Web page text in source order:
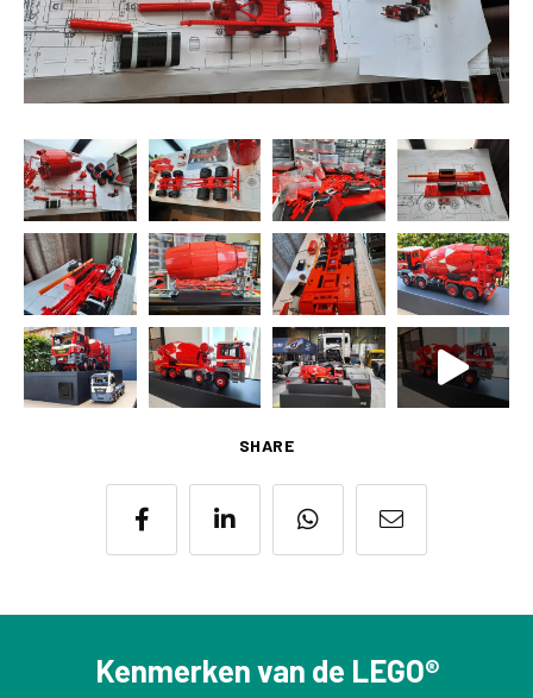
SHARE
Kenmerken van de LEGO®